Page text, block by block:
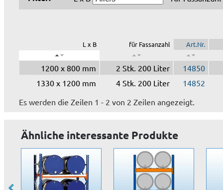
L x B für Fassanzahl Art.Nr.
1200 x 800 mm 2 Stk. 200 Liter
14850
1330 x 1200 mm
4 Stk. 200 Liter
14852
Es werden die Zeilen 1 - 2 von 2 Zeilen angezeigt.
Ähnliche interessante Produkte